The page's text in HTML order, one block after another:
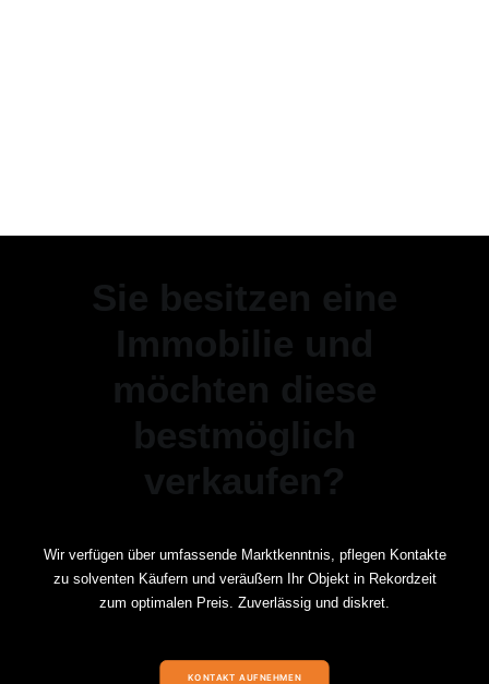
Sie besitzen eine
Immobilie und
möchten diese
bestmöglich
verkaufen?
Wir verfügen über umfassende Marktkenntnis, pflegen Kontakte
zu solventen Käufern und veräußern Ihr Objekt in Rekordzeit
zum optimalen Preis. Zuverlässig und diskret.
KONTAKT AUFNEHMEN